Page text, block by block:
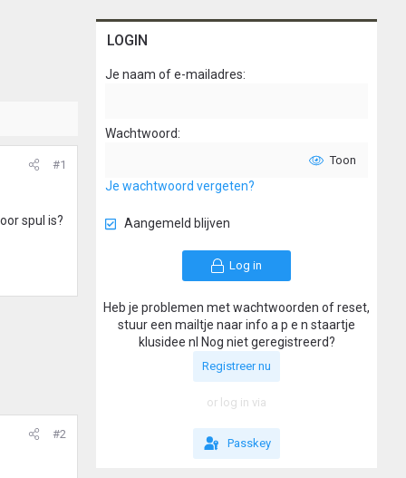
#1
spul is?
#2
LOGIN
Je naam of e-mailadres
Wachtwoord
Toon
Je wachtwoord vergeten?
Aangemeld blijven
Log in
Heb je problemen met wachtwoorden of reset,
stuur een mailtje naar info a p e n staartje
klusidee nl Nog niet geregistreerd?
Registreer nu
or log in via
Passkey